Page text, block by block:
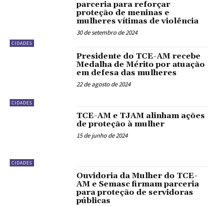
CIDADES
parceria para reforçar
proteção de meninas e
mulheres vítimas de violência
30 de setembro de 2024
CIDADES
Presidente do TCE-AM recebe
Medalha de Mérito por atuação
em defesa das mulheres
22 de agosto de 2024
CIDADES
TCE-AM e TJAM alinham ações
de proteção à mulher
15 de junho de 2024
Ouvidoria da Mulher do TCE-
AM e Semasc firmam parceria
para proteção de servidoras
públicas